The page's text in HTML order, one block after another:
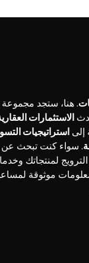
. هنا، ستجد
الاستثمارات
إلى استراتيجيات
. سواء كنت تبحث
لمنتجاتك
موثوقة